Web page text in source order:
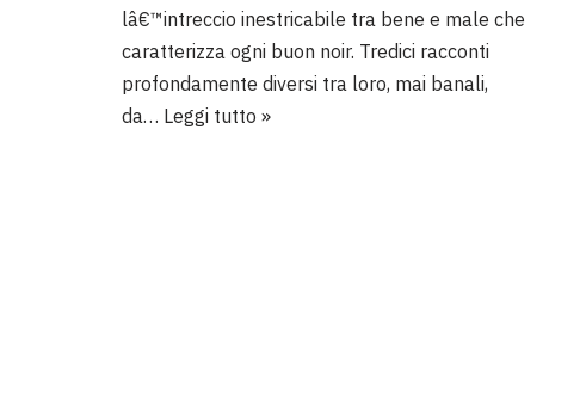
lâ€™intreccio inestricabile tra bene e male che
caratterizza ogni buon noir. Tredici racconti
profondamente diversi tra loro, mai banali,
da… Leggi tutto »